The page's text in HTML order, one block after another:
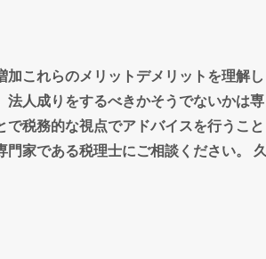
加これらのメリットデメリットを理解し
人成りをするべきかそうでないかは専
税務的な視点でアドバイスを行うこと
家である税理士にご相談ください。 久